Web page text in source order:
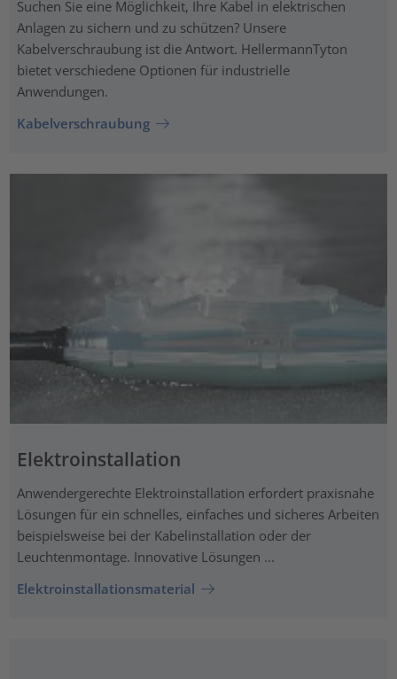
Suchen Sie eine Möglichkeit, Ihre Kabel in elektrischen
Anlagen zu sichern und zu schützen? Unsere
Kabelverschraubung ist die Antwort. HellermannTyton
bietet verschiedene Optionen für industrielle
Anwendungen.
Kabelverschraubung
Elektroinstallation
Anwendergerechte Elektroinstallation erfordert praxisnahe
Lösungen für ein schnelles, einfaches und sicheres Arbeiten
beispielsweise bei der Kabelinstallation oder der
Leuchtenmontage. Innovative Lösungen ...
Elektroinstallationsmaterial